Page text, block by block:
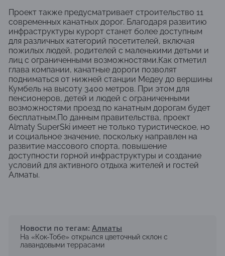
Проект также предусматривает строительство 11
современных канатных дорог. Благодаря развитию
инфраструктуры курорт станет более доступным
для различных категорий посетителей, включая
пожилых людей, родителей с маленькими детьми и
лиц с ограниченными возможностями.Как отметил
глава компании, канатные дороги позволят
подниматься от нижней станции Медеу до вершины
Кумбель на высоту 3400 метров. При этом для
пенсионеров, детей и людей с ограниченными
возможностями проезд по канатным дорогам будет
бесплатным.По данным правительства, проект
Almaty SuperSki имеет не только туристическое, но
и социальное значение, поскольку направлен на
развитие массового спорта, повышение
доступности горной инфраструктуры и создание
условий для активного отдыха жителей и гостей
Алматы.
Новости по тегам: Алматы
На «Кок-Тобе» открылся цветочный склон с
лавандовыми террасами